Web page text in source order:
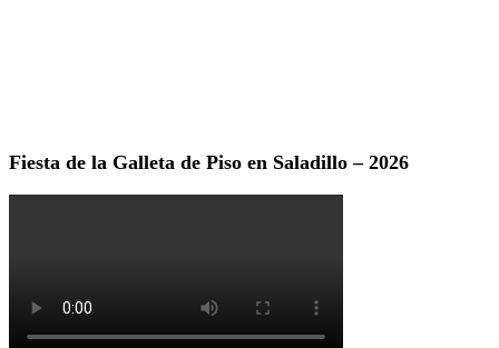
Fiesta de la Galleta de Piso en Saladillo – 2026